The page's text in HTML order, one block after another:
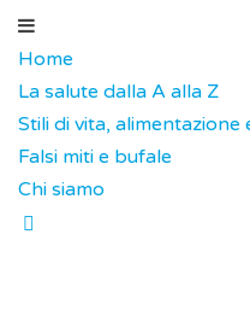
Home
La salute dalla A alla Z
Stili di vita, alimentazione
Falsi miti e bufale
Chi siamo